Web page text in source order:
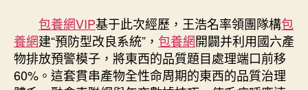
包養網VIP基于此次經歷，王浩名率領團隊構包
養網建“預防型改良系統”， 包養網開闢并利用國六產
物排放預警模子，將東西的品質題目處理端口前移
60%。這套貫串產物全性命周期的東西的品質治理